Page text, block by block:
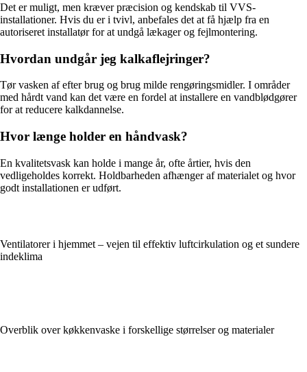
Det er muligt, men kræver præcision og kendskab til VVS-
installationer. Hvis du er i tvivl, anbefales det at få hjælp fra en
autoriseret installatør for at undgå lækager og fejlmontering.
Hvordan undgår jeg kalkaflejringer?
Tør vasken af efter brug og brug milde rengøringsmidler. I områder
med hårdt vand kan det være en fordel at installere en vandblødgører
for at reducere kalkdannelse.
Hvor længe holder en håndvask?
En kvalitetsvask kan holde i mange år, ofte årtier, hvis den
vedligeholdes korrekt. Holdbarheden afhænger af materialet og hvor
godt installationen er udført.
Ventilatorer i hjemmet – vejen til effektiv luftcirkulation og et sundere
indeklima
Overblik over køkkenvaske i forskellige størrelser og materialer